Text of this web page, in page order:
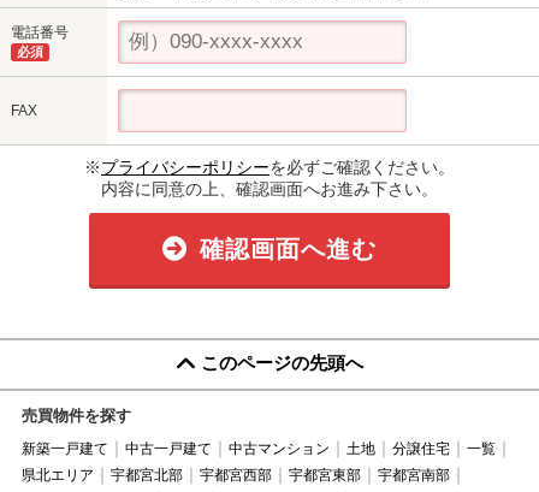
電話番号
必須
FAX
※プライバシーポリシーを必ずご確認ください。
内容に同意の上、確認画面へお進み下さい。
確認画面へ進む
このページの先頭へ
売買物件を探す
新築一戸建て 中古一戸建て 中古マンション 土地 分譲住宅
一覧
県北エリア
宇都宮北部 宇都宮西部 宇都宮東部
宇都宮南部